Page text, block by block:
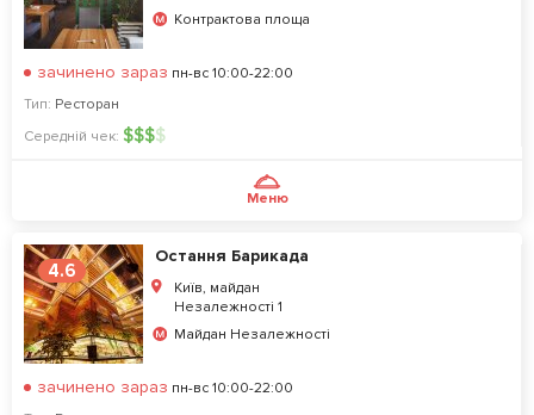
Контрактова площа
зачинено зараз пн-вс 10:00-22:00
Тип: Ресторан
Середній чек: $$$$
Меню
4.6
Остання Барикада
Київ, майдан
Незалежності 1
Майдан Незалежності
зачинено зараз пн-вс 10:00-22:00